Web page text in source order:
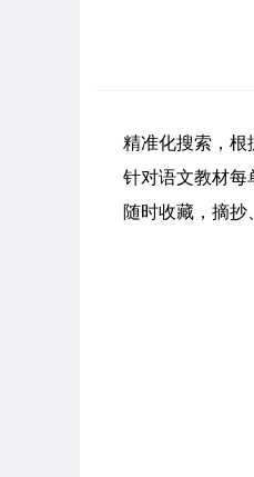
精准化搜索，根
针对语文教材每
随时收藏，摘抄